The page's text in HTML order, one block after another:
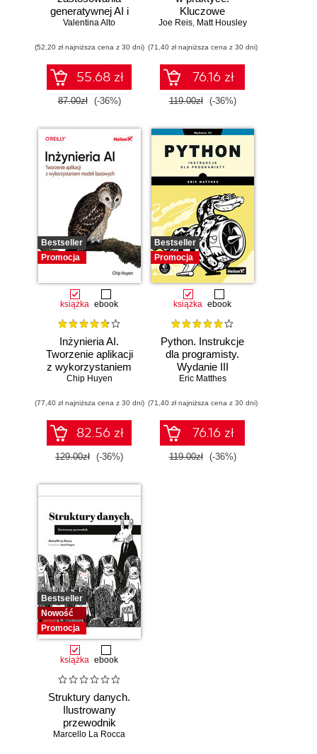
generatywnej AI i
ChatGPT.
potencjał inżynierii
promptów z
technologiami
OpenAI dla
zwiększenia
kreatywności.
Wydanie II
Valentina Alto
(52,20 zł najniższa cena z 30 dni)
55.68 zł
87.00zł (-36%)
Kluczowe
koncepcje i
technologie
Joe Reis, Matt Housley
(71,40 zł najniższa cena z 30 dni)
76.16 zł
119.00zł (-36%)
Bestseller
Promocja
książka ebook
Inżynieria AI.
Tworzenie aplikacji
z wykorzystaniem
modeli bazowych
Chip Huyen
(77,40 zł najniższa cena z 30 dni)
82.56 zł
129.00zł (-36%)
Bestseller
Promocja
książka ebook
Python. Instrukcje
dla programisty.
Wydanie III
Eric Matthes
(71,40 zł najniższa cena z 30 dni)
76.16 zł
119.00zł (-36%)
Bestseller
Nowość
Promocja
książka ebook
Struktury danych.
Ilustrowany
przewodnik
Marcello La Rocca